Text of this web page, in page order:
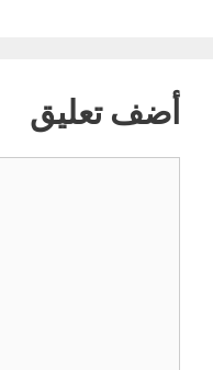
أضف تعليق